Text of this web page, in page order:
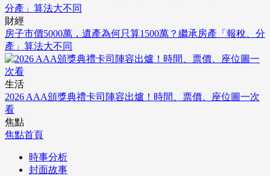
財經
房子市價5000萬，遺產為何只算1500萬？繼承房產「報稅、分
產」算法大不同
生活
2026 AAA頒獎典禮卡司陣容出爐！時間、票價、座位圖一次
看
焦點
焦點首頁
時事分析
封面故事